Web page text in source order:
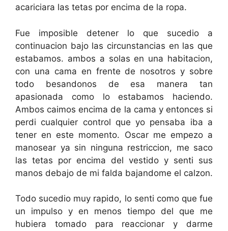
acariciara las tetas por encima de la ropa.
Fue imposible detener lo que sucedio a
continuacion bajo las circunstancias en las que
estabamos. ambos a solas en una habitacion,
con una cama en frente de nosotros y sobre
todo besandonos de esa manera tan
apasionada como lo estabamos haciendo.
Ambos caimos encima de la cama y entonces si
perdi cualquier control que yo pensaba iba a
tener en este momento. Oscar me empezo a
manosear ya sin ninguna restriccion, me saco
las tetas por encima del vestido y senti sus
manos debajo de mi falda bajandome el calzon.
Todo sucedio muy rapido, lo senti como que fue
un impulso y en menos tiempo del que me
hubiera tomado para reaccionar y darme